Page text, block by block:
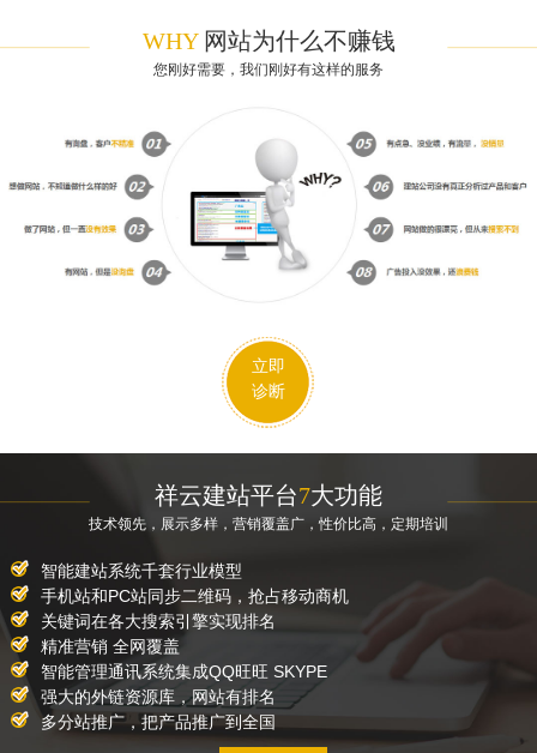
WHY网站为什么不赚钱
您刚好需要，我们刚好有这样的服务
立即
诊断
祥云建站平台7大功能
技术领先，展示多样，营销覆盖广，性价比高，定期培训
智能建站系统千套行业模型
手机站和PC站同步二维码，抢占移动商机
关键词在各大搜索引擎实现排名
精准营销 全网覆盖
智能管理通讯系统集成QQ旺旺 SKYPE
强大的外链资源库，网站有排名
多分站推广，把产品推广到全国